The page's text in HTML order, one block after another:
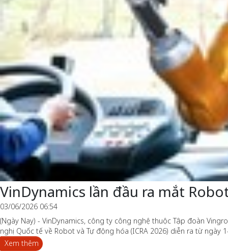
VinDynamics lần đầu ra mắt
03/06/2026 06:54
(Ngày Nay) - VinDynamics, công ty công nghệ thuộc Tập đoàn
nghị Quốc tế về Robot và Tự động hóa (ICRA 2026) diễn ra từ ngày
Xem thêm